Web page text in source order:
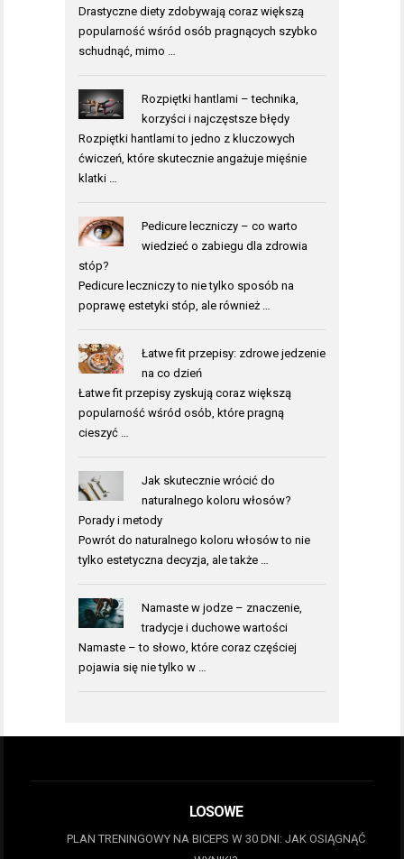
Drastyczne diety zdobywają coraz większą
popularność wśród osób pragnących szybko
schudnąć, mimo …
Rozpiętki hantlami – technika,
korzyści i najczęstsze błędy
Rozpiętki hantlami to jedno z kluczowych
ćwiczeń, które skutecznie angażuje mięśnie
klatki …
Pedicure leczniczy – co warto
wiedzieć o zabiegu dla zdrowia
stóp?
Pedicure leczniczy to nie tylko sposób na
poprawę estetyki stóp, ale również …
Łatwe fit przepisy: zdrowe jedzenie
na co dzień
Łatwe fit przepisy zyskują coraz większą
popularność wśród osób, które pragną
cieszyć …
Jak skutecznie wrócić do
naturalnego koloru włosów?
Porady i metody
Powrót do naturalnego koloru włosów to nie
tylko estetyczna decyzja, ale także …
Namaste w jodze – znaczenie,
tradycje i duchowe wartości
Namaste – to słowo, które coraz częściej
pojawia się nie tylko w …
LOSOWE
PLAN TRENINGOWY NA BICEPS W 30 DNI: JAK OSIĄGNĄĆ